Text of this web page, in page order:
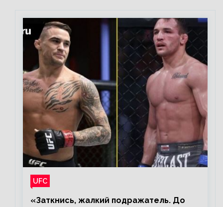
UFC
«Заткнись, жалкий подражатель. До